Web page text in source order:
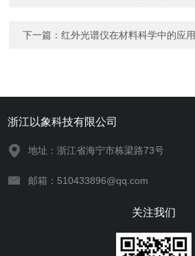
下一篇：红外光谱仪在材料科学中的应用
浙江以象科技有限公司
地址：浙江省海宁市栋梁路73号
邮箱：510433896@qq.com
关注我们